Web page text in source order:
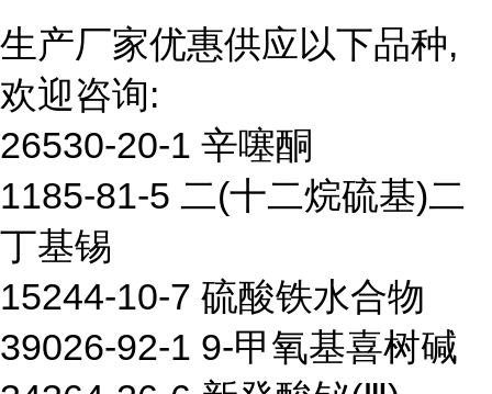
生产厂家优惠供应以下品种,
欢迎咨询:
26530-20-1 辛噻酮
1185-81-5 二(十二烷硫基)二
丁基锡
15244-10-7 硫酸铁水合物
39026-92-1 9-甲氧基喜树碱